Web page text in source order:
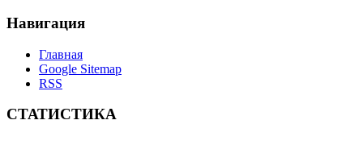
Навигация
Главная
Google Sitemap
RSS
СТАТИСТИКА